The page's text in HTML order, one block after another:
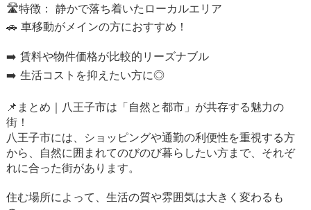
🛣️特徴： 静かで落ち着いたローカルエリア
🚗 車移動がメインの方におすすめ！
➡️ 賃料や物件価格が比較的リーズナブル
➡️ 生活コストを抑えたい方に◎
📌まとめ｜八王子市は「自然と都市」が共存する魅力の
街！
八王子市には、ショッピングや通勤の利便性を重視する方
から、自然に囲まれてのびのび暮らしたい方まで、それぞ
れに合った街があります。
住む場所によって、生活の質や雰囲気は大きく変わるも